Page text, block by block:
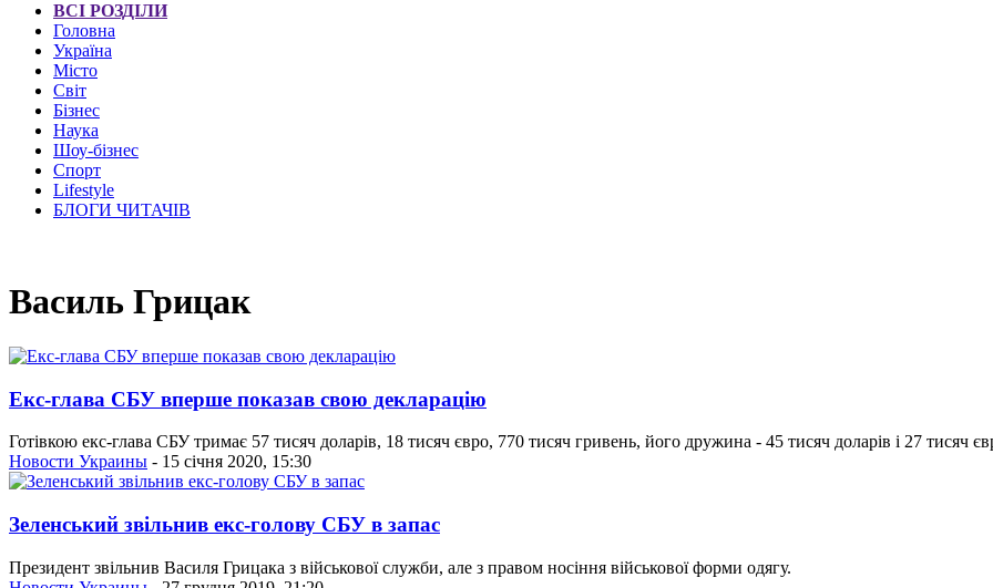
ВСІ РОЗДІЛИ
Головна
Україна
Місто
Світ
Бізнес
Наука
Шоу-бізнес
Спорт
Lifestyle
БЛОГИ ЧИТАЧІВ
Василь Грицак
Екс-глава СБУ вперше показав свою декларацію
Готівкою екс-глава СБУ тримає 57 тисяч доларів, 18 тисяч євро, 770 тисяч гривень, його дружина - 45 тисяч доларів і 27 тисяч
Новости Украины - 15 січня 2020, 15:30
Зеленський звільнив екс-голову СБУ в запас
Президент звільнив Василя Грицака з військової служби, але з правом носіння військової форми одягу.